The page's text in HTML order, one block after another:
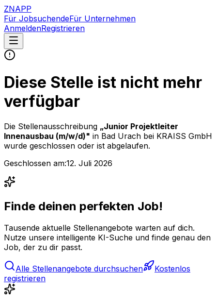
ZNAPP
Für JobsuchendeFür Unternehmen
AnmeldenRegistrieren
Diese Stelle ist nicht mehr
verfügbar
Die Stellenausschreibung „Junior Projektleiter
Innenausbau (m/w/d)" in Bad Urach bei KRAISS GmbH
wurde geschlossen oder ist abgelaufen.
Geschlossen am:12. Juli 2026
Finde deinen perfekten Job!
Tausende aktuelle Stellenangebote warten auf dich.
Nutze unsere intelligente KI-Suche und finde genau den
Job, der zu dir passt.
Alle Stellenangebote durchsuchen
Kostenlos
registrieren